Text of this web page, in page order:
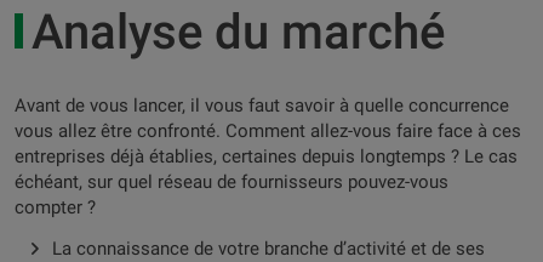
Analyse du marché
Avant de vous lancer, il vous faut savoir à quelle concurrence
vous allez être confronté. Comment allez-vous faire face à ces
entreprises déjà établies, certaines depuis longtemps ? Le cas
échéant, sur quel réseau de fournisseurs pouvez-vous
compter ?
La connaissance de votre branche d’activité et de ses